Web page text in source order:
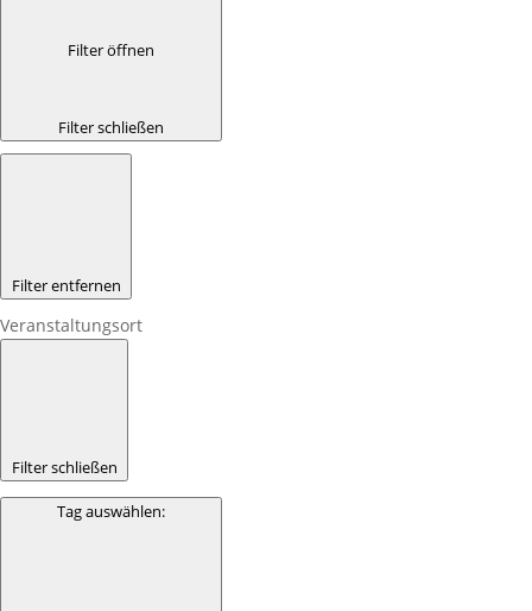
Filter öffnen
Filter schließen
Filter entfernen
Veranstaltungsort
Filter schließen
Tag auswählen: